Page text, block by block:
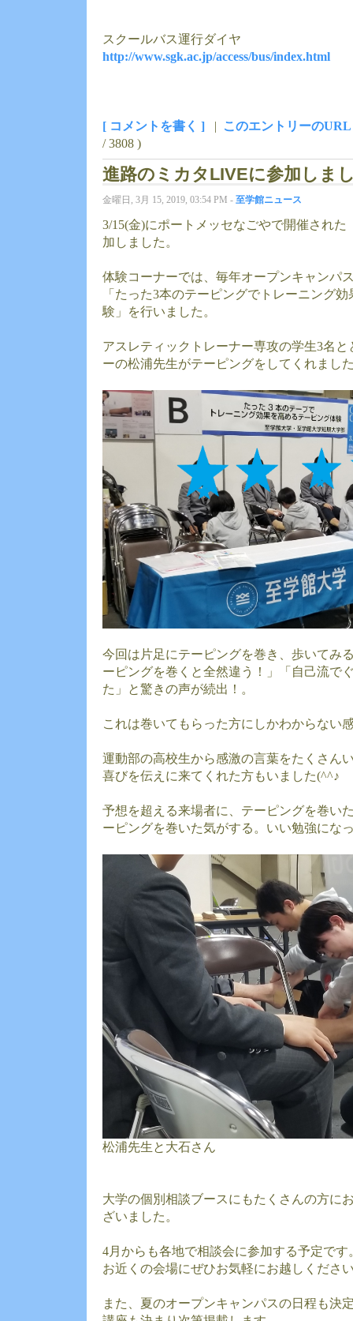
スクールバス運行ダイヤ
http://www.sgk.ac.jp/access/bus/index.html
[ コメントを書く ] | このエントリーのURL
/ 3808 )
進路のミカタLIVEに参加しま
金曜日, 3月 15, 2019, 03:54 PM - 至学館ニュース
3/15(金)にポートメッセなごやで開催され
加しました。
体験コーナーでは、毎年オープンキャンパ
「たった3本のテーピングでトレーニング
験」を行いました。
アスレティックトレーナー専攻の学生3名
ーの松浦先生がテーピングをしてくれまし
今回は片足にテーピングを巻き、歩いてみ
ーピングを巻くと全然違う！」「自己流で
た」と驚きの声が続出！。
これは巻いてもらった方にしかわからない
運動部の高校生から感激の言葉をたくさん
喜びを伝えに来てくれた方もいました(^^♪
予想を超える来場者に、テーピングを巻い
ーピングを巻いた気がする。いい勉強にな
松浦先生と大石さん
大学の個別相談ブースにもたくさんの方に
ざいました。
4月からも各地で相談会に参加する予定です
お近くの会場にぜひお気軽にお越しくださ
また、夏のオープンキャンパスの日程も決